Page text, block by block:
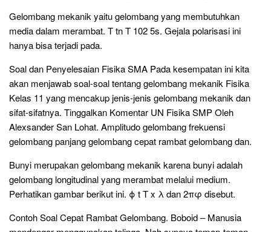
Gelombang mekanik yaitu gelombang yang membutuhkan
media dalam merambat. T tn T 102 5s. Gejala polarisasi ini
hanya bisa terjadi pada.
Soal dan Penyelesaian Fisika SMA Pada kesempatan ini kita
akan menjawab soal-soal tentang gelombang mekanik Fisika
Kelas 11 yang mencakup jenis-jenis gelombang mekanik dan
sifat-sifatnya. Tinggalkan Komentar UN Fisika SMP Oleh
Alexsander San Lohat. Amplitudo gelombang frekuensi
gelombang panjang gelombang cepat rambat gelombang dan.
Bunyi merupakan gelombang mekanik karena bunyi adalah
gelombang longitudinal yang merambat melalui medium.
Perhatikan gambar berikut ini. ϕ t T x λ dan 2πφ disebut.
Contoh Soal Cepat Rambat Gelombang. Boboid – Manusia